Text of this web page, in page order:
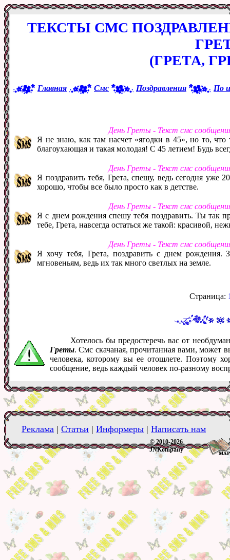
ТЕКСТЫ СМС
(ГРЕТА,
Главная Смс Поздравления По
День Греты - Текст смс
Я не знаю, как там насчет «ягодки в 45», но то,
благоухающая и такая молодая! С 45 летием! Будь
День Греты - Текст смс
Я поздравить тебя, Грета, спешу, ведь сегодня уже
хорошо, чтобы все было просто как в детстве.
День Греты - Текст смс
Я с днем рождения спешу тебя поздравить. Ты так
тебе, Грета, навсегда остаться же такой: красивой,
День Греты - Текст смс
Я хочу тебя, Грета, поздравить с днем
мгновеньям, ведь их так много светлых на земле.
Страница:
Хотелось бы предостеречь вас от
Греты. Смс скачаная, прочитанная вами, может
человека, которому вы ее отошлете. Поэтому
сообщение, ведь каждый человек по-разному
Реклама | Статьи | Информеры | Написать нам
© 2010-2026
JNKompany